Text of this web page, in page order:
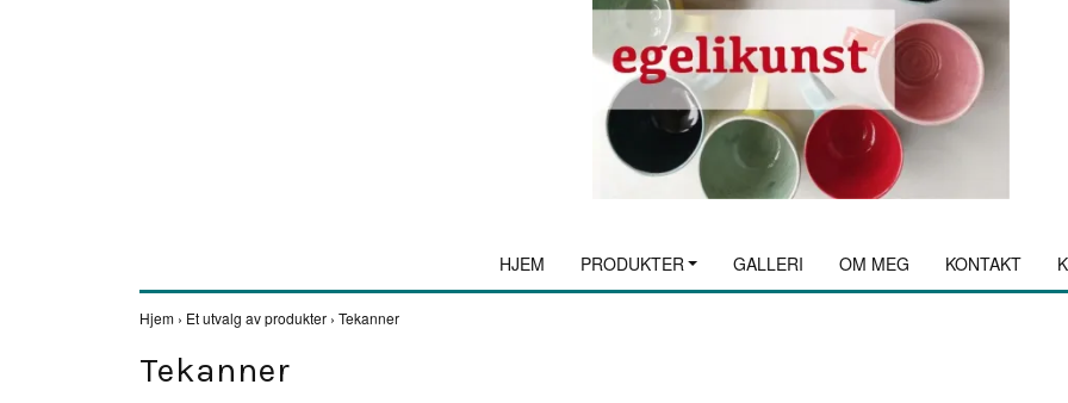
HJEM PRODUKTER GALLERI OM MEG KONTAKT
Hjem › Et utvalg av produkter › Tekanner
Tekanner